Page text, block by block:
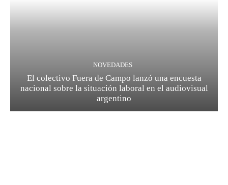
NOVEDADES
El colectivo Fuera de Campo lanzó una encuesta
nacional sobre la situación laboral en el audiovisual
argentino